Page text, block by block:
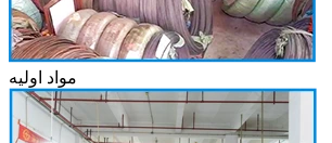
مواد اولیه